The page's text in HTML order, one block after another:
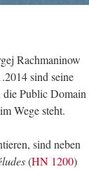
Rach­ma­ni­now
sind seine
Pu­blic Do­main
Wege steht.
sind neben
(HN 1200)